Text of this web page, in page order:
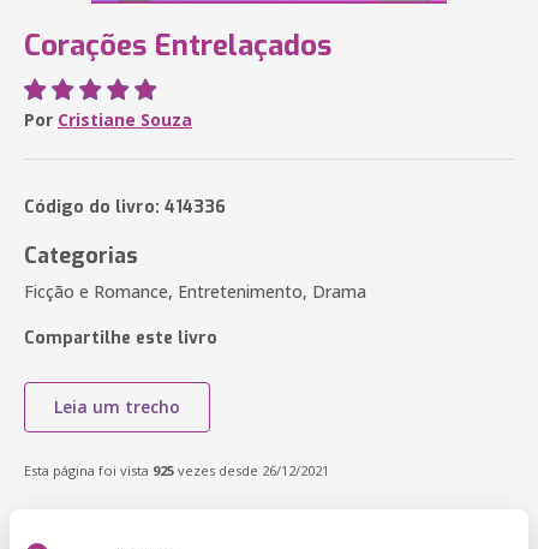
Corações Entrelaçados
Por Cristiane Souza
Código do livro: 414336
Categorias
Ficção e Romance, Entretenimento, Drama
Compartilhe este livro
Leia um trecho
Esta página foi vista 925 vezes desde 26/12/2021